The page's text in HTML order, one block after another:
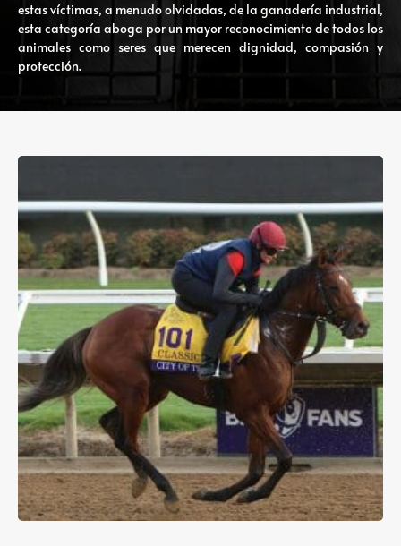
estas víctimas, a menudo olvidadas, de la ganadería industrial,
esta categoría aboga por un mayor reconocimiento de todos los
animales como seres que merecen dignidad, compasión y
protección.